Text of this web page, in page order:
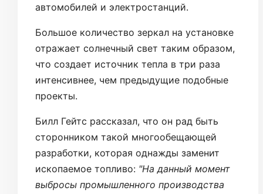
автомобилей и электростанций.
Большое количество зеркал на установке
отражает солнечный свет таким образом,
что создает источник тепла в три раза
интенсивнее, чем предыдущие подобные
проекты.
Билл Гейтс рассказал, что он рад быть
сторонником такой многообещающей
разработки, которая однажды заменит
ископаемое топливо: "На данный момент
выбросы промышленного производства